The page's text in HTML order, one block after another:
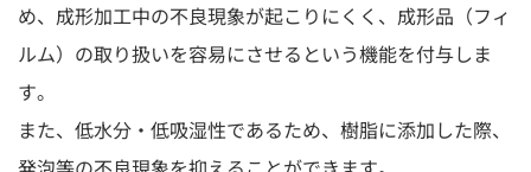
め、成形加工中の不良現象が起こりにくく、成形品（フィ
ルム）の取り扱いを容易にさせるという機能を付与しま
す。
また、低水分・低吸湿性であるため、樹脂に添加した際、